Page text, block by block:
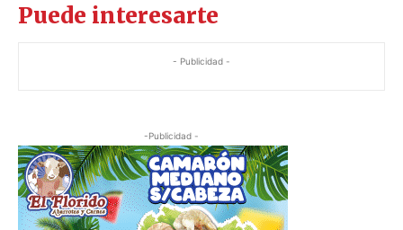
Puede interesarte
- Publicidad -
-Publicidad -